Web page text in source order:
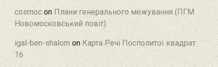
cosmoc on Плани генерального межування (ПГМ
Новомосковський повіт)
igal-ben-shalom on Карта Речі Посполитої квадрат
16